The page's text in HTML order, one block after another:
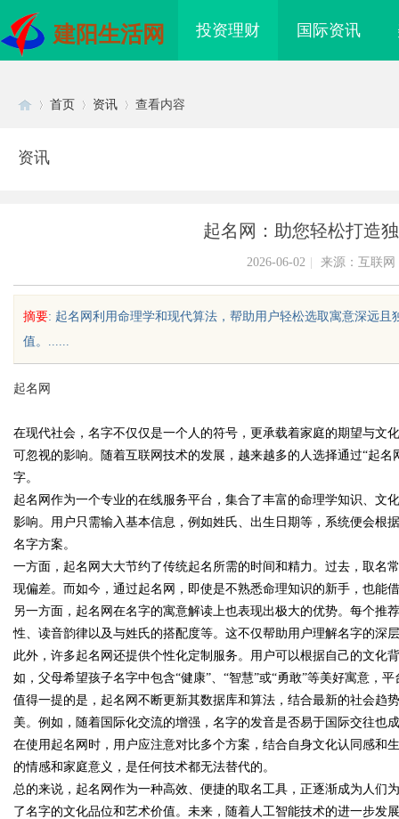
建阳生活网 投资理财 国际资讯
uz
!
首页 资讯 查看内容
资讯
起名网：助您轻松打造
2026-06-02 来源：互联网
摘要: 起名网利用命理学和现代算法，帮助用户轻松选取寓意深远
值。......
起名网
在现代社会，名字不仅仅是一个人的符号，更承载着家庭的期望与文
可忽视的影响。随着互联网技术的发展，越来越多的人选择通过“起
字。
起名网作为一个专业的在线服务平台，集合了丰富的命理学知识、文
影响。用户只需输入基本信息，例如姓氏、出生日期等，系统便会根
名字方案。
一方面，起名网大大节约了传统起名所需的时间和精力。过去，取名
现偏差。而如今，通过起名网，即使是不熟悉命理知识的新手，也能
另一方面，起名网在名字的寓意解读上也表现出极大的优势。每个推
性、读音韵律以及与姓氏的搭配度等。这不仅帮助用户理解名字的深
此外，许多起名网还提供个性化定制服务。用户可以根据自己的文化
如，父母希望孩子名字中包含“健康”、“智慧”或“勇敢”等美好寓意，
值得一提的是，起名网不断更新其数据库和算法，结合最新的社会趋
美。例如，随着国际化交流的增强，名字的发音是否易于国际交往也
在使用起名网时，用户应注意对比多个方案，结合自身文化认同感和
的情感和家庭意义，是任何技术都无法替代的。
总的来说，起名网作为一种高效、便捷的取名工具，正逐渐成为人们
了名字的文化品位和艺术价值。未来，随着人工智能技术的进一步发
配眼镜
发体系全解析